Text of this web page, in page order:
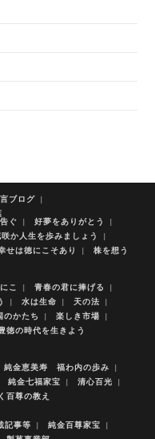
ブログ
ぐ
好夢をありがとう
か人生を歩みましょう
せは徳にこそあり 株を想う
こ
青春の君に捧げる
水は生命
天の法
のかたち
楽しき市場
徳の時代を生きよう
純金恵美寿 福わ内の歩み
純金七福家宝
清心百光
百尊の教え
記事等
純金百尊家宝